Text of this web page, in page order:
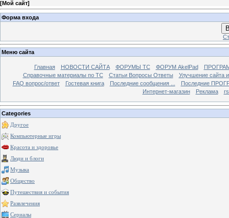
[Мой сайт]
Форма входа
Меню сайта
Главная НОВОСТИ САЙТА ФОРУМЫ TC ФОРУМ AkelPad
Справочные материалы по TС
Статьи Вопросы Ответы
Улучшение сайта
FAQ вопрос/ответ
Гостевая книга Последние сообщения ...
Последние
Интернет-магазин
Реклама
Categories
Другое
Компьютерные игры
Красота и здоровье
Люди и блоги
Музыка
Общество
Путешествия и события
Развлечения
Сериалы